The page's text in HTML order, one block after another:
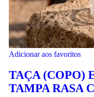
Adicionar aos favoritos
TAÇA (COPO)
TAMPA RASA